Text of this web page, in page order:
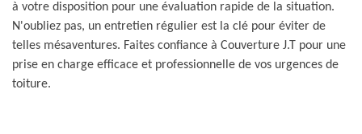
à votre disposition pour une évaluation rapide de la situation.
N'oubliez pas, un entretien régulier est la clé pour éviter de
telles mésaventures. Faites confiance à Couverture J.T pour une
prise en charge efficace et professionnelle de vos urgences de
toiture.